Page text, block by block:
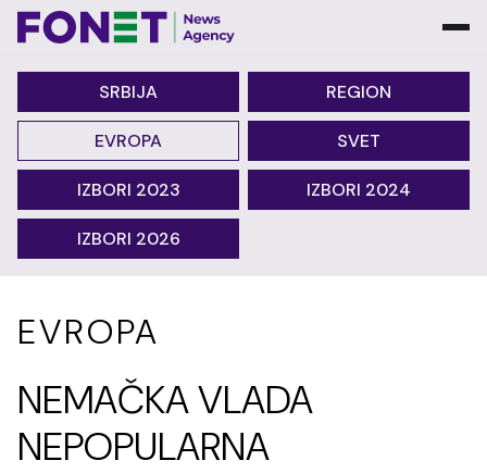
SRBIJA REGION
EVROPA SVET
IZBORI 2023 IZBORI 2024
IZBORI 2026
EVROPA
NEMAČKA VLADA
NEPOPULARNA